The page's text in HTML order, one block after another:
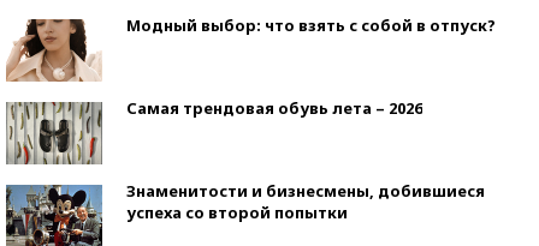
Модный выбор: что взять с собой в отпуск?
Самая трендовая обувь лета – 2026
Знаменитости и бизнесмены, добившиеся
успеха со второй попытки